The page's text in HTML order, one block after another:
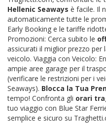
Hellenic Seaways è facile. Il
automaticamente tutte le
Early Booking e le tariffe
Promozioni: Cerca subito le
assicurati il miglior prezzo
veicolo. Viaggia con Veicolo:
ampie aree garage per il
(verificare le restrizioni per i
Seaways). Blocca la Tua
tempo! Confronta gli orari
tuo viaggio con Blue Star
semplice e sicuro su